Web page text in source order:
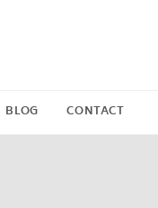
BLOG CONTACT